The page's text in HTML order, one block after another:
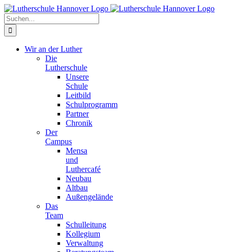
Zum
Inhalt
springen
Facebook
X
Instagram
Pinterest
Suche
nach:
Wir an der Luther
Die
Lutherschule
Unsere
Schule
Leitbild
Schulprogramm
Partner
Chronik
Der
Campus
Mensa
und
Luthercafé
Neubau
Altbau
Außengelände
Das
Team
Schulleitung
Kollegium
Verwaltung